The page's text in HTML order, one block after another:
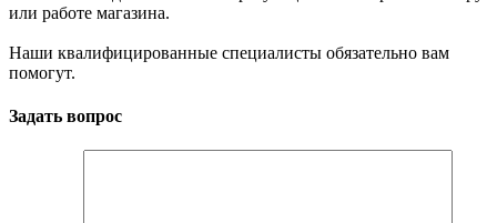
или работе магазина.
Наши квалифицированные специалисты обязательно вам
помогут.
Задать вопрос